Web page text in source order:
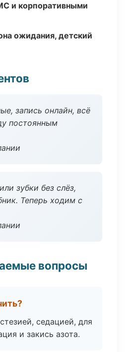
и корпоративными
ожидания, детский
запись онлайн, всё
постоянным
зубки без слёз,
Теперь ходим с
вопросы
седацией, для
и закись азота.